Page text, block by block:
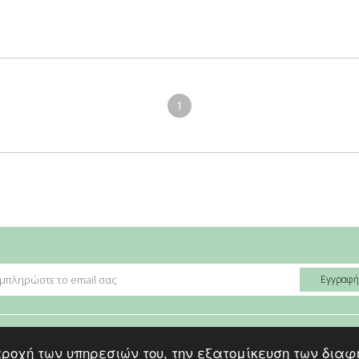
των υπηρεσιών του, την εξατομίκευση των
1
προστασίας|Επικοινωνία|Όροι Χρήσης